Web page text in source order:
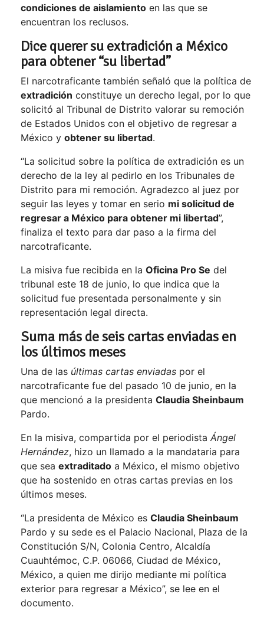
condiciones de aislamiento en las que se
encuentran los reclusos.
Dice querer su extradición a México
para obtener “su libertad”
El narcotraficante también señaló que la política de
extradición constituye un derecho legal, por lo que
solicitó al Tribunal de Distrito valorar su remoción
de Estados Unidos con el objetivo de regresar a
México y obtener su libertad.
“La solicitud sobre la política de extradición es un
derecho de la ley al pedirlo en los Tribunales de
Distrito para mi remoción. Agradezco al juez por
seguir las leyes y tomar en serio mi solicitud de
regresar a México para obtener mi libertad”,
finaliza el texto para dar paso a la firma del
narcotraficante.
La misiva fue recibida en la Oficina Pro Se del
tribunal este 18 de junio, lo que indica que la
solicitud fue presentada personalmente y sin
representación legal directa.
Suma más de seis cartas enviadas en
los últimos meses
Una de las últimas cartas enviadas por el
narcotraficante fue del pasado 10 de junio, en la
que mencionó a la presidenta Claudia Sheinbaum
Pardo.
En la misiva, compartida por el periodista Ángel
Hernández, hizo un llamado a la mandataria para
que sea extraditado a México, el mismo objetivo
que ha sostenido en otras cartas previas en los
últimos meses.
“La presidenta de México es Claudia Sheinbaum
Pardo y su sede es el Palacio Nacional, Plaza de la
Constitución S/N, Colonia Centro, Alcaldía
Cuauhtémoc, C.P. 06066, Ciudad de México,
México, a quien me dirijo mediante mi política
exterior para regresar a México”, se lee en el
documento.